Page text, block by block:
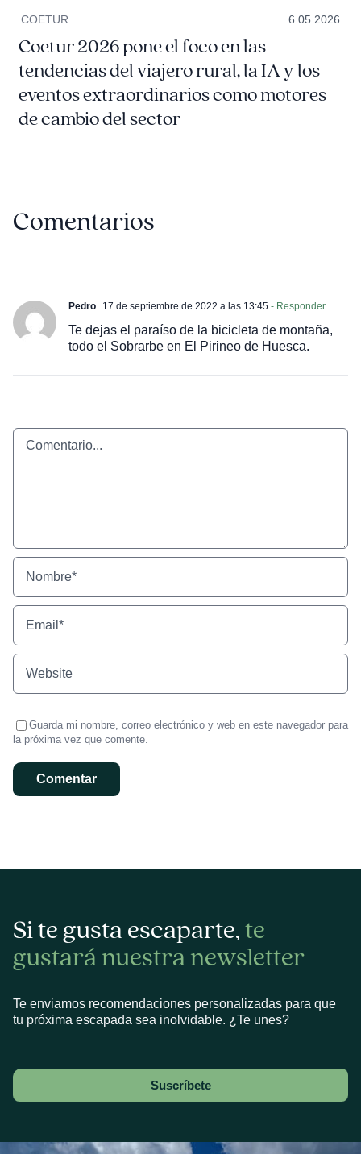
COETUR 6.05.2026
Coetur 2026 pone el foco en las
tendencias del viajero rural, la IA y los
eventos extraordinarios como motores
de cambio del sector
Comentarios
Pedro 17 de septiembre de 2022 a las 13:45- Responder
Te dejas el paraíso de la bicicleta de montaña,
todo el Sobrarbe en El Pirineo de Huesca.
Comentario
Guarda mi nombre, correo electrónico y web en este navegador para
la próxima vez que comente.
Si te gusta escaparte,te
gustará nuestra newsletter
Te enviamos recomendaciones personalizadas para que
tu próxima escapada sea inolvidable. ¿Te unes?
Suscríbete